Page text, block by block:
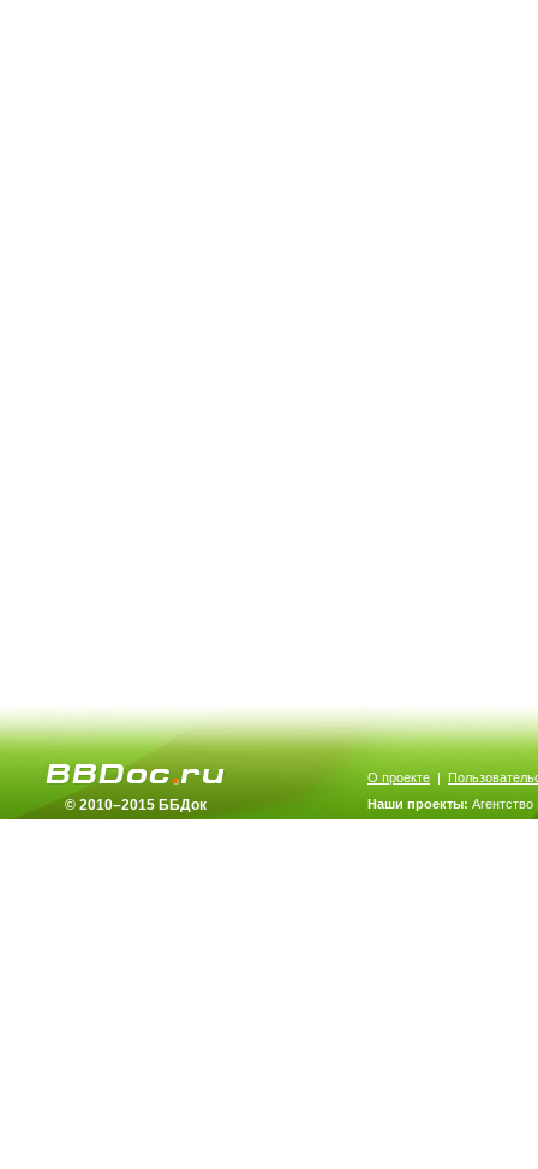
© 2010–2015 ББДок
О проекте |
Наши проекты: